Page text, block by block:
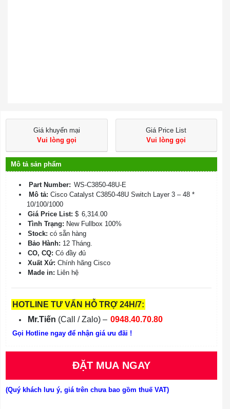
Giá khuyến mại
Vui lòng gọi
Giá Price List
Vui lòng gọi
Mô tả sản phẩm
Part Number: WS-C3850-48U-E
Mô tả: Cisco Catalyst C3850-48U Switch Layer 3 – 48 *
10/100/1000
Giá Price List: $ 6,314.00
Tình Trạng: New Fullbox 100%
Stock: có sẵn hàng
Bảo Hành: 12 Tháng.
CO, CQ: Có đầy đủ
Xuất Xứ: Chính hãng Cisco
Made in: Liên hệ
HOTLINE TƯ VẤN HỖ TRỢ 24H/7:
Mr.Tiến (Call / Zalo) – 0948.40.70.80
Gọi Hotline ngay để nhận giá ưu đãi !
ĐẶT MUA NGAY
(Quý khách lưu ý, giá trên chưa bao gồm thuế VAT)